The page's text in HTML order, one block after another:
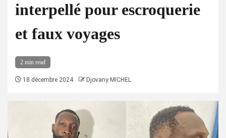
interpellé pour escroquerie
et faux voyages
2 min read
18 décembre 2024 Djovany MICHEL